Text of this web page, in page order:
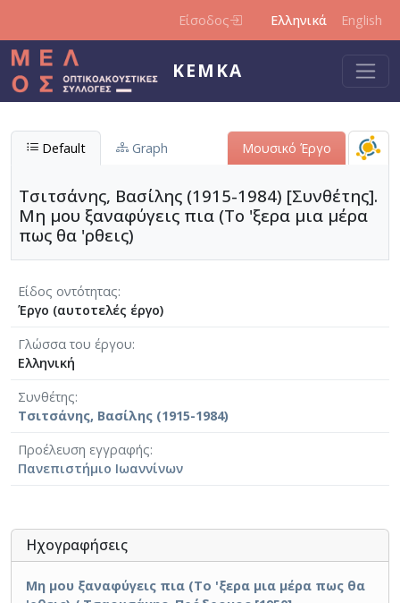
Είσοδος Ελληνικά English
ΚΕΜΚΑ
Default Graph Μουσικό Έργο
Τσιτσάνης, Βασίλης (1915-1984) [Συνθέτης].
Μη μου ξαναφύγεις πια (Το 'ξερα μια μέρα
πως θα 'ρθεις)
Είδος οντότητας
Έργο (αυτοτελές έργο)
Γλώσσα του έργου
Ελληνική
Συνθέτης
Τσιτσάνης, Βασίλης (1915-1984)
Προέλευση εγγραφής
Πανεπιστήμιο Ιωαννίνων
Ηχογραφήσεις
Μη μου ξαναφύγεις πια (Το 'ξερα μια μέρα πως θα